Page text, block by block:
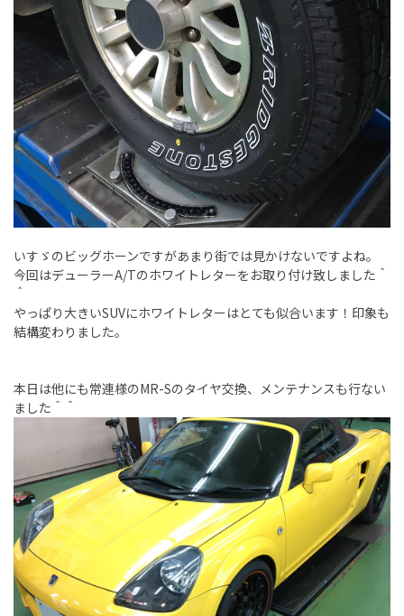
いすゞのビッグホーンですがあまり街では見かけないですよね。
今回はデューラーA/Tのホワイトレターをお取り付け致しました＾
＾
やっぱり大きいSUVにホワイトレターはとても似合います！印象も
結構変わりました。
本日は他にも常連様のMR-Sのタイヤ交換、メンテナンスも行ない
ました＾＾